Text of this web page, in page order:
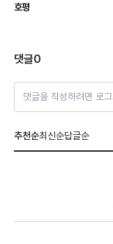
호평
댓글0
댓글을 작성하려면 로
추천순최신순답글순